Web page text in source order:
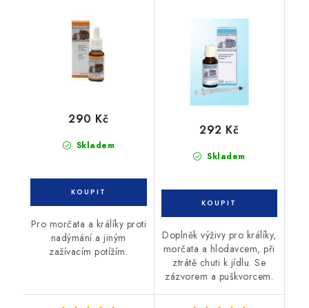
Skladem
290 Kč
Pro morčata a králíky proti
nadýmání a jiným
zažívacím potížím.
Skladem
292 Kč
Doplněk výživy pro králíky,
morčata a hlodavcem, při
ztrátě chuti k jídlu. Se
zázvorem a puškvorcem.